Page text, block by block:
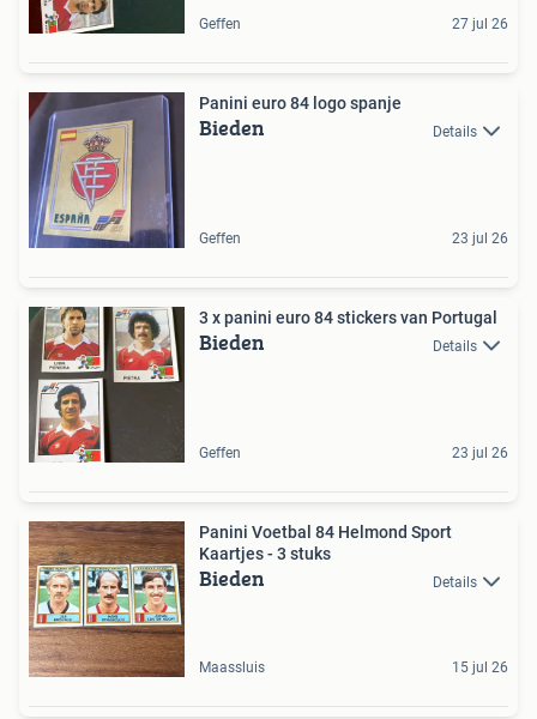
Geffen 27 jul 26
Panini euro 84 logo spanje
Bieden Details
Geffen 23 jul 26
3 x panini euro 84 stickers van Portugal
Bieden Details
Geffen 23 jul 26
Panini Voetbal 84 Helmond Sport
Kaartjes - 3 stuks
Bieden Details
Maassluis 15 jul 26